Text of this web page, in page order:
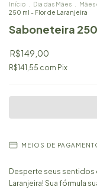
Início Dia das Mães
250 ml - Flor de Laranjeira
Saboneteira
R$149,00
R$141,55 com Pix
MEIOS DE
Desperte seus
Laranjeira! Sua fórmula